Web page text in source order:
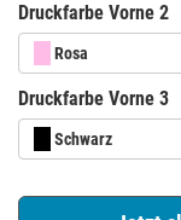
Druckfarbe Vorne 2
Rosa
Druckfarbe Vorne 3
Schwarz